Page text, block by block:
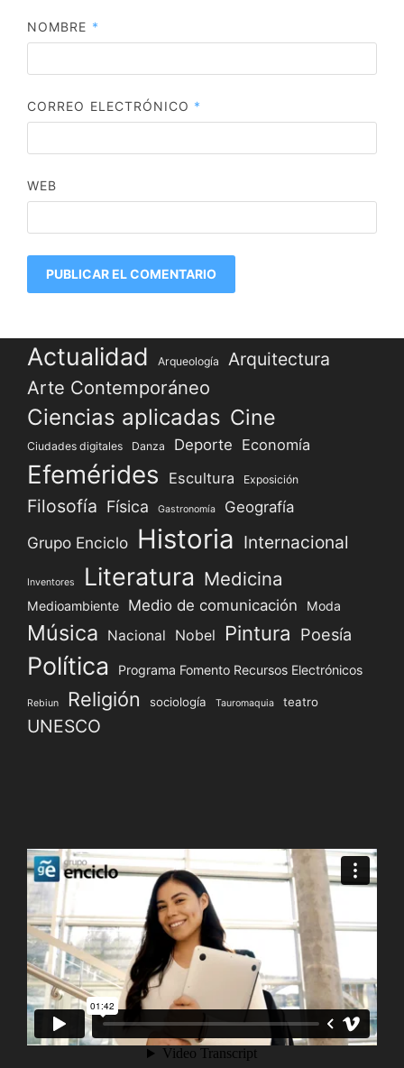
NOMBRE *
CORREO ELECTRÓNICO *
WEB
Actualidad Arqueología Arquitectura
Arte Contemporáneo
Ciencias aplicadas Cine
Ciudades digitales Danza Deporte Economía
Efemérides Escultura Exposición
Filosofía Física Gastronomía Geografía
Grupo Enciclo Historia Internacional
Inventores Literatura Medicina
Medioambiente Medio de comunicación Moda
Música Nacional Nobel Pintura Poesía
Política Programa Fomento Recursos Electrónicos
Rebiun Religión sociología Tauromaquia teatro
UNESCO